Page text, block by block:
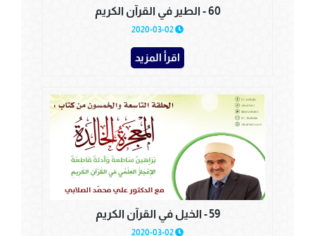
60 - الطير في القرآن الكريم
اقرأ المزيد
59 - الخيل في القرآن الكريم